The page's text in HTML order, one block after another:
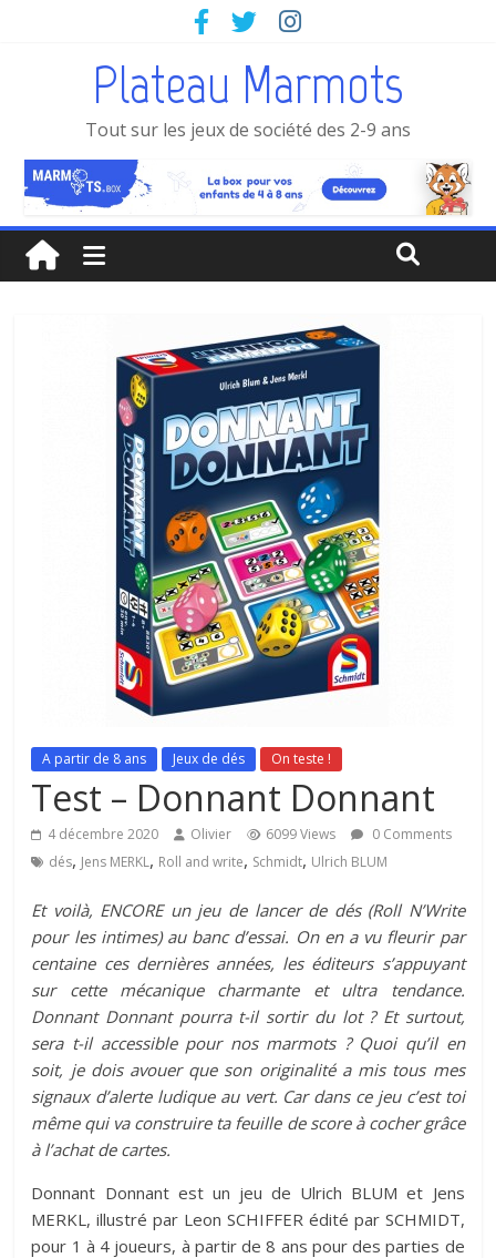
Plateau Marmots
Tout sur les jeux de société des 2-9 ans
A partir de 8 ans Jeux de dés On teste !
Test – Donnant Donnant
4 décembre 2020 Olivier 6099 Views
0 Comments
dés, Jens MERKL, Roll and write, Schmidt, Ulrich BLUM
Et voilà, ENCORE un jeu de lancer de dés (Roll N’Write
pour les intimes) au banc d’essai. On en a vu fleurir par
centaine ces dernières années, les éditeurs s’appuyant
sur cette mécanique charmante et ultra tendance.
Donnant Donnant pourra t-il sortir du lot ? Et surtout,
sera t-il accessible pour nos marmots ? Quoi qu’il en
soit, je dois avouer que son originalité a mis tous mes
signaux d’alerte ludique au vert. Car dans ce jeu c’est toi
même qui va construire ta feuille de score à cocher grâce
à l’achat de cartes.
Donnant Donnant est un jeu de Ulrich BLUM et Jens
MERKL, illustré par Leon SCHIFFER édité par SCHMIDT,
pour 1 à 4 joueurs, à partir de 8 ans pour des parties de